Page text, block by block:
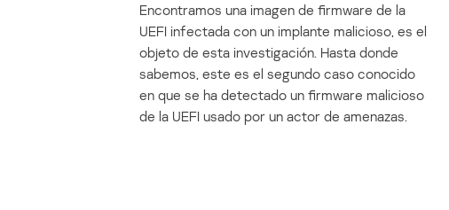
Encontramos una imagen de firmware de la
UEFI infectada con un implante malicioso, es el
objeto de esta investigación. Hasta donde
sabemos, este es el segundo caso conocido
en que se ha detectado un firmware malicioso
de la UEFI usado por un actor de amenazas.